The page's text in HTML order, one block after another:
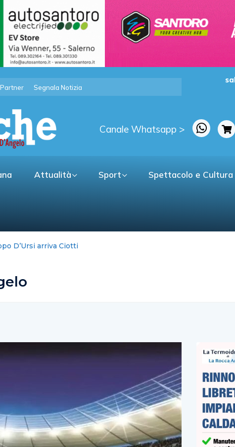
Partner Segnala Notizia
Canale Whatsapp >
Attualità Sport Spettacolo e Cultura
nei talk & news tv